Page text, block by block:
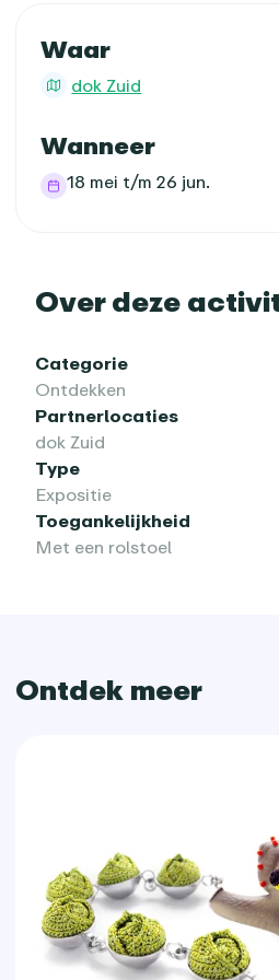
Praktische
Waar
dok Zuid
Wanneer
18 mei t/m 26 jun.
Over deze
Categorie
Ontdekken
Partnerlocaties
dok Zuid
Type
Expositie
Toegankelijkheid
Met een rolstoel
Ontdek meer